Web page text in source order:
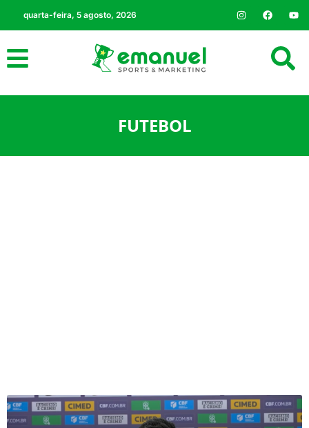
quarta-feira, 5 agosto, 2026
FUTEBOL